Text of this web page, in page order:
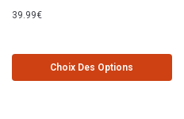
39.99€
Choix Des Options